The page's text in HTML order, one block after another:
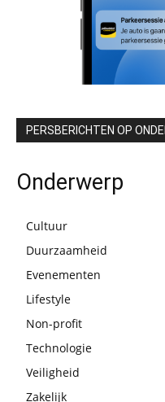
PERSBERICHTEN OP
Onderwerp
Cultuur
Duurzaamheid
Evenementen
Lifestyle
Non-profit
Technologie
Veiligheid
Zakelijk